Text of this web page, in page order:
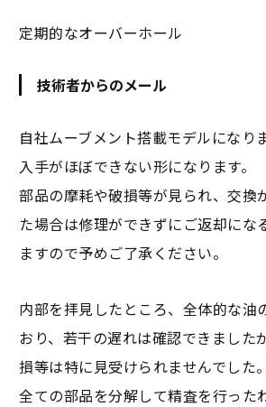
定期的なオーバーホール
技術者からのメール
自社ムーブメント搭載モデルになり
入手がほぼできない形になります。
部品の摩耗や破損等が見られ、交換
た場合は修理ができずにご返却にな
ますので予めご了承ください。
内部を拝見したところ、全体的な油
おり、若干の遅れは確認できました
損等は特に見受けられませんでした。
全ての部品を分解して精査を行った